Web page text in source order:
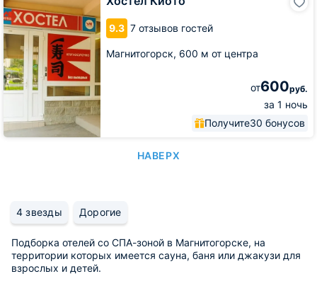
9.3 7 отзывов гостей
Магнитогорск, 600 м от центра
от600руб.
за 1 ночь
Получите30 бонусов
Киото
НАВЕРХ
4 звезды Дорогие
Подборка отелей со СПА-зоной в Магнитогорске, на
территории которых имеется сауна, баня или джакузи для
взрослых и детей.